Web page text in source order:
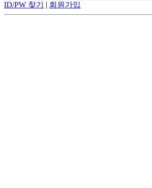
ID/PW 찾기 | 회원가입